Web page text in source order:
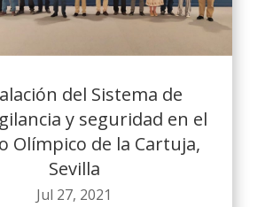
del Sistema de
y seguridad en el
Olímpico de la Cartuja,
Sevilla
Jul 27, 2021